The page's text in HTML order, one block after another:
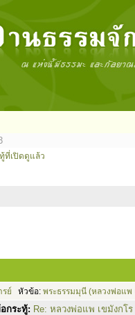
ที่เปิดดูแล้ว
ย์ หัวข้อ: พระธรรมมุนี (หลวงพ่อแพ
กระทู้: Re: หลวงพ่อแพ เขมังกโร